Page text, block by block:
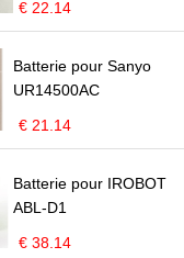
€ 22.14
Batterie pour Sanyo
UR14500AC
€ 21.14
Batterie pour IROBOT
ABL-D1
€ 38.14